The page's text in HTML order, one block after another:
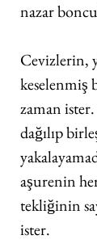
nazar
Cevizlerin,
keselenmiş
zaman
dağılıp
aşurenin
tekliğinin
ister.